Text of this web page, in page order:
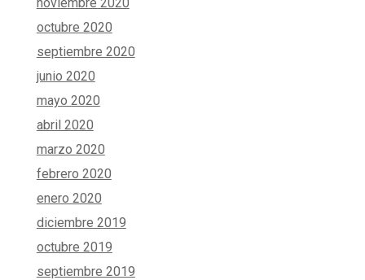
octubre 2020
septiembre 2020
junio 2020
mayo 2020
abril 2020
marzo 2020
febrero 2020
enero 2020
diciembre 2019
octubre 2019
septiembre 2019